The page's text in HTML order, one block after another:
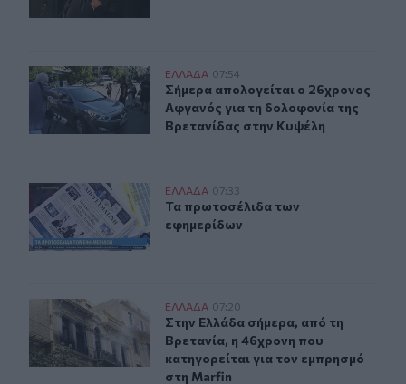
Σήμερα απολογείται ο 26χρονος Αφγανός για τη
ΕΛΛAΔΑ 07:54
Σήμερα απολογείται ο 26χρονος
Σήμερα απολογείται ο 26χρονος
Αφγανός για τη δολοφονία της
Βρετανίδας στην Κυψέλη
Τα πρωτοσέλιδα των εφημερίδων
ΕΛΛAΔΑ 07:33
Τα πρωτοσέλιδα των εφημερίδων
Τα πρωτοσέλιδα των
εφημερίδων
Στην Ελλάδα σήμερα, από τη Βρετανία, η 46χρονη που
ΕΛΛAΔΑ 07:20
Στην Ελλάδα σήμερα, από τη
Στην Ελλάδα σήμερα, από τη
Βρετανία, η 46χρονη που
κατηγορείται για τον εμπρησμό
στη Marfin